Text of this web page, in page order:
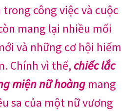
công việc và cuộc
mang lại nhiều mối
và những cơ hội hiếm
Chính vì thế, chiếc lắc
miện nữ hoàngmang
sa của một nữ vương